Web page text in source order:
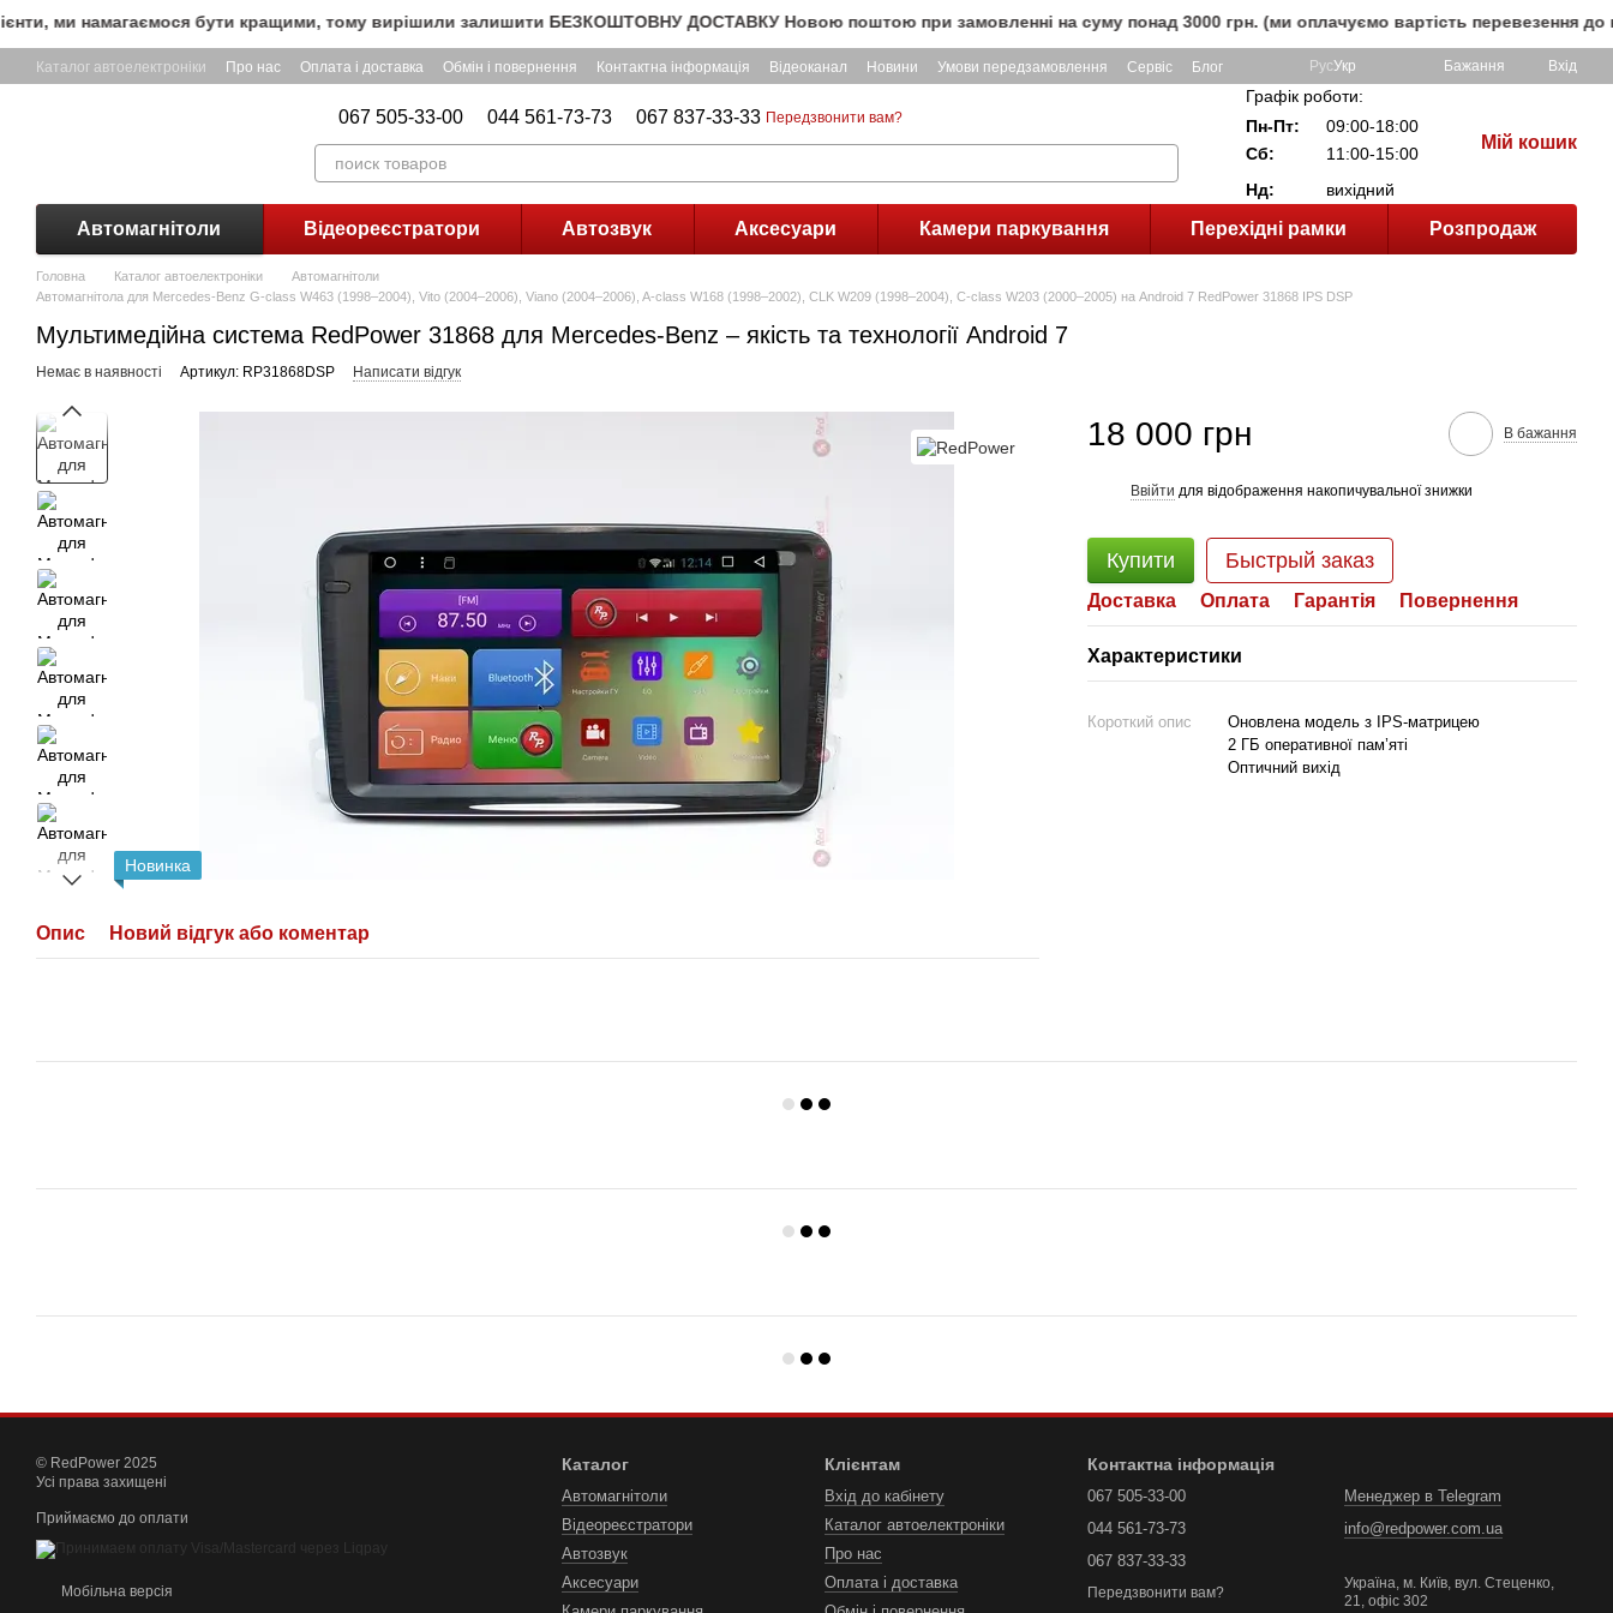
Перейти до основного контенту
ми намагаємося бути кращими, тому вирішили залишити БЕЗКОШТОВНУ ДОСТАВКУ Новою поштою при замовленні на суму понад 3000 грн. (ми оплачуємо вартість перевезення до
Каталог автоелектроніки Про нас Оплата і доставка Обмін і повернення Контактна інформація Відеоканал Новини Умови передзамовлення Сервіс Блог РусУкр Бажання Вхід
067 505-33-00 044 561-73-73 067 837-33-33 Передзвонити вам?
Графік роботи:
Пн-Пт:
09:00-18:00
Сб:
11:00-15:00
Нд:
вихідний
Мій кошик
Автомагнітоли Відеореєстратори Автозвук Аксесуари Камери паркування Перехідні рамки Розпродаж
Головна Каталог автоелектроніки
Автомагнітоли
Автомагнітола для Mercedes-Benz G-class W463 (1998–2004), Vito (2004–2006), Viano (2004–2006), A-class W168 (1998–2002), CLK W209 (1998–2004), C-class W203 (2000–2005) на Android 7 RedPower 31868 IPS DSP
Мультимедійна система RedPower 31868 для Mercedes-Benz – якість та технології Android 7
Немає в наявності Артикул: RP31868DSP Написати відгук
Новинка
Опис Новий відгук або коментар
18 000 грн В бажання
Ввійти для відображення накопичувальної знижки
Купити Быстрый заказ
Доставка Оплата Гарантія Повернення
Характеристики
Короткий опис
Оновлена модель з IPS-матрицею
2 ГБ оперативної пам’яті
Оптичний вихід
© RedPower 2025
Усі права захищені
Приймаємо до оплати
Мобільна версія
Каталог
Автомагнітоли
Відеореєстратори
Автозвук
Аксесуари
Клієнтам
Вхід до кабінету
Каталог автоелектроніки
Про нас
Оплата і доставка
Контактна інформація
067 505-33-00
044 561-73-73
067 837-33-33
Передзвонити вам?
Менеджер в Telegram
info@redpower.com.ua
Україна, м. Київ, вул. Стеценко,
21, офіс 302